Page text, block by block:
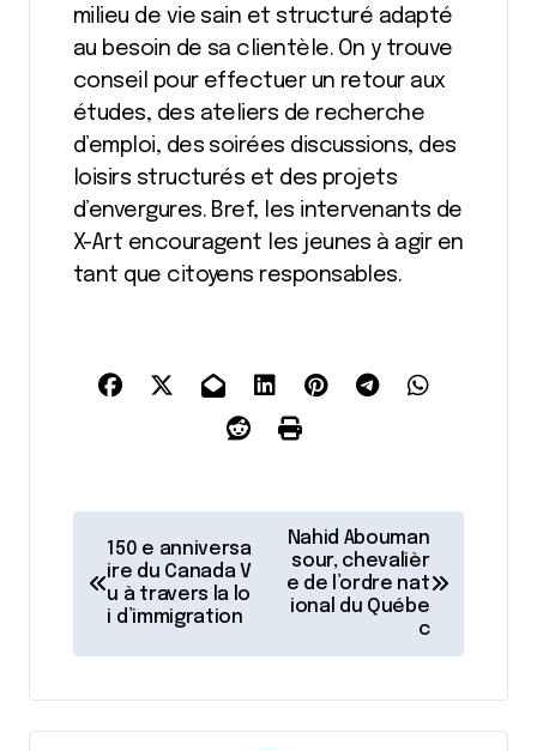
milieu de vie sain et structuré adapté
au besoin de sa clientèle. On y trouve
conseil pour effectuer un retour aux
études, des ateliers de recherche
d’emploi, des soirées discussions, des
loisirs structurés et des projets
d’envergures. Bref, les intervenants de
X-Art encouragent les jeunes à agir en
tant que citoyens responsables.
i
g
a
150 e anniversa
ire du Canada V
u à travers la lo
i d’immigration
Nahid Abouman
sour, chevalièr
e de l’ordre nat
ional du Québe
c